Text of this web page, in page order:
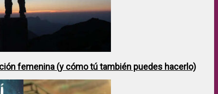
femenina (y cómo tú también puedes hacerlo)